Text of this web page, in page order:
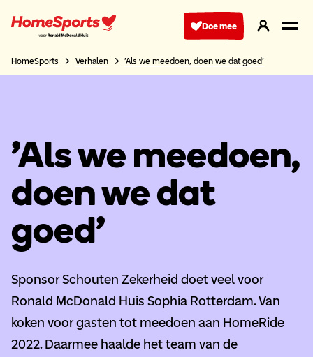
naar
hoofdnavigatie
Doe mee
HomeSports Verhalen 'Als we meedoen, doen we dat goed'
'Als we meedoen,
doen we dat
goed'
Sponsor Schouten Zekerheid doet veel voor
Ronald McDonald Huis Sophia Rotterdam. Van
koken voor gasten tot meedoen aan HomeRide
2022. Daarmee haalde het team van de